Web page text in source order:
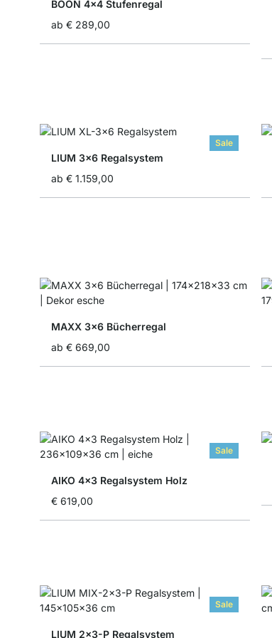
BOON 4x4 Stufenregal
ab € 289,00
Sale
LIUM 3x6 Regalsystem
ab € 1.159,00
MAXX 3x6 Bücherregal
ab € 669,00
Sale
AIKO 4x3 Regalsystem Holz
€ 619,00
Sale
LIUM 2x3-P Regalsystem